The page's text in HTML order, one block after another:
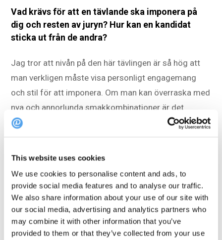
This website uses cookies
We use cookies to personalise content and ads, to
provide social media features and to analyse our traffic.
We also share information about your use of our site with
our social media, advertising and analytics partners who
may combine it with other information that you’ve
provided to them or that they’ve collected from your use
Vad krävs för att en tävlande ska imponera på
dig och resten av juryn? Hur kan en kandidat
sticka ut från de andra?
Jag tror att nivån på den här tävlingen är så hög att
man verkligen måste visa personligt engagemang
och stil för att imponera. Om man kan överraska med
nya och annorlunda smakkombinationer är det
förstås alltid något som man kommer ihåg. På gott
marginaler gör de stora skillnaderna. Och jag tror att
i slutändan handlar allt om maträttens smak.
Vad ser du fram emot för Bocuse d'Or 2023?